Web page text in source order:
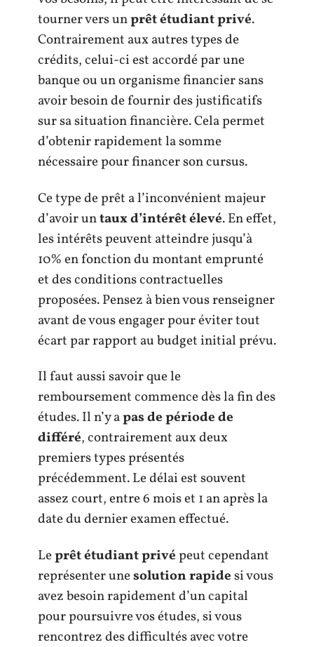
tourner vers unprêt étudiant privé.
Contrairement aux autres types de
crédits, celui-ci est accordé par une
banque ou un organisme financier sans
avoir besoin de fournir des justificatifs
sur sa situation financière. Cela permet
d’obtenir rapidement la somme
nécessaire pour financer son cursus.
Ce type de prêt a l’inconvénient majeur
d’avoir untaux d’intérêt élevé. En effet,
les intérêts peuvent atteindre jusqu’à
10% en fonction du montant emprunté
et des conditions contractuelles
proposées. Pensez à bien vous renseigner
avant de vous engager pour éviter tout
écart par rapport au budget initial prévu.
Il faut aussi savoir que le
remboursement commence dès la fin des
études. Il n’y apas de période de
différé, contrairement aux deux
premiers types présentés
précédemment. Le délai est souvent
assez court, entre 6 mois et 1 an après la
date du dernier examen effectué.
Leprêt étudiant privépeut cependant
représenter unesolution rapidesi vous
avez besoin rapidement d’un capital
pour poursuivre vos études, si vous
rencontrez des difficultés avec votre